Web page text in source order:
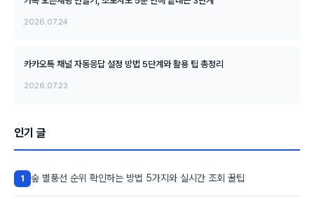
2026.07.24
카카오톡 채널 자동응답 설정 방법 5단계와 활용 팁 총정리
2026.07.23
인기 글
1 숲 별풍선 순위 확인하는 방법 5가지와 실시간 조회 꿀팁